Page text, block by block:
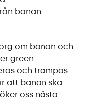
banan.
om banan och
green.
och trampas
att banan ska
oss nästa